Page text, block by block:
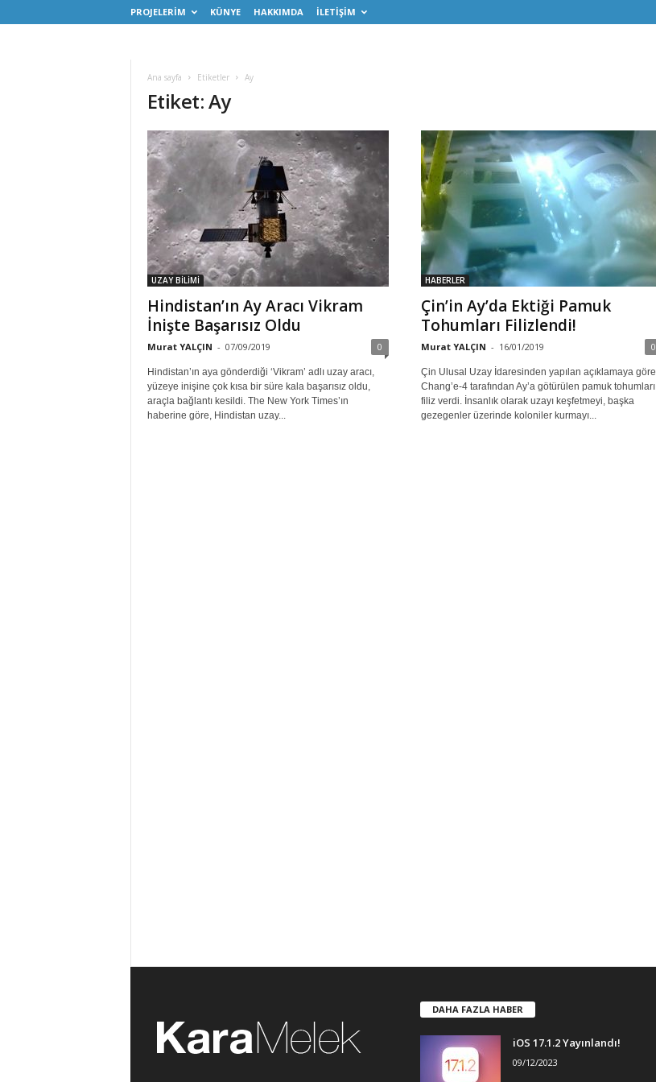
PROJELERİM KÜNYE HAKKIMDA İLETİŞİM
Ana sayfa Etiketler Ay
Etiket: Ay
UZAY BİLİMİ
Hindistan’ın Ay Aracı Vikram
İnişte Başarısız Oldu
Murat YALÇIN - 07/09/2019 0
Hindistan’ın aya gönderdiği ‘Vikram’ adlı uzay aracı,
yüzeye inişine çok kısa bir süre kala başarısız oldu,
araçla bağlantı kesildi. The New York Times’ın
haberine göre, Hindistan uzay...
HABERLER
Çin’in Ay’da Ektiği Pamuk
Tohumları Filizlendi!
Murat YALÇIN - 16/01/2019 0
Çin Ulusal Uzay İdaresinden yapılan açıklamaya göre
Chang’e-4 tarafından Ay’a götürülen pamuk tohumları
filiz verdi. İnsanlık olarak uzayı keşfetmeyi, başka
gezegenler üzerinde koloniler kurmayı...
DAHA FAZLA HABER
iOS 17.1.2 Yayınlandı!
09/12/2023